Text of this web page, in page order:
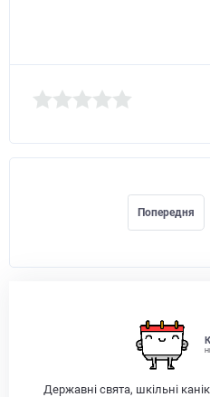
Попередня
Державні свята, шкільні